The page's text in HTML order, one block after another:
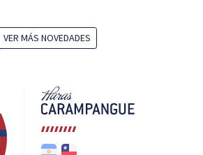
VER MÁS NOVEDADES